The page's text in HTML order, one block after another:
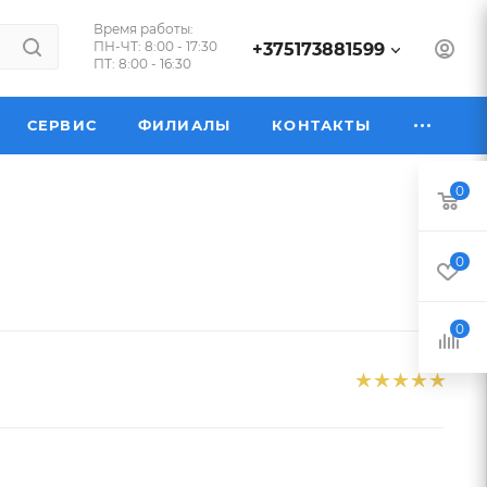
Время работы:
ПН-ЧТ: 8:00 - 17:30
ПТ: 8:00 - 16:30
+375173881599
СЕРВИС ФИЛИАЛЫ КОНТАКТЫ
0
0
0